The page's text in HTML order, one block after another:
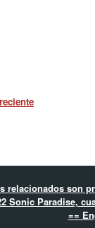
relacionados son
Sonic Paradise,
==